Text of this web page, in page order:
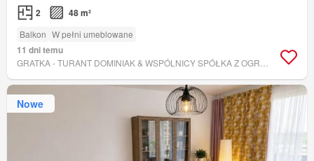
2 48 m²
Balkon W pełni umeblowane
11 dni temu
Nowe